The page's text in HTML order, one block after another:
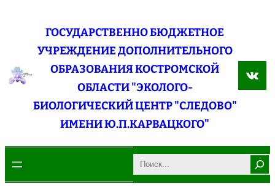
содержимому
ГОСУДАРСТВЕННО БЮДЖЕТНОЕ
УЧРЕЖДЕНИЕ ДОПОЛНИТЕЛЬНОГО
ОБРАЗОВАНИЯ КОСТРОМСКОЙ
ОБЛАСТИ "ЭКОЛОГО-
БИОЛОГИЧЕСКИЙ ЦЕНТР "СЛЕДОВО"
ИМЕНИ Ю.П.КАРВАЦКОГО"
Search